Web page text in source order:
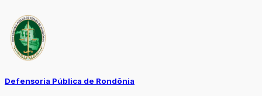
Defensoria Pública de Rondônia